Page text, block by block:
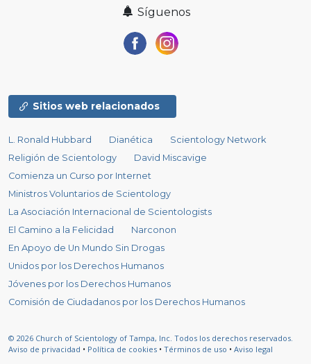
Síguenos
Sitios web relacionados
L. Ronald Hubbard Dianética
Scientology Network
Religión de Scientology
David Miscavige
Comienza un Curso por Internet
Ministros Voluntarios de Scientology
La Asociación Internacional de Scientologists
El Camino a la Felicidad
Narconon
En Apoyo de Un Mundo Sin Drogas
Unidos por los Derechos Humanos
Jóvenes por los Derechos Humanos
Comisión de Ciudadanos por los Derechos Humanos
© 2026 Church of Scientology of Tampa, Inc. Todos los derechos reservados.
Aviso de privacidad • Política de cookies • Términos de uso • Aviso legal